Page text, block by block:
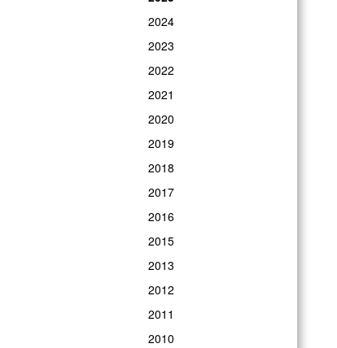
2024
2023
2022
2021
2020
2019
2018
2017
2016
2015
2013
2012
2011
2010